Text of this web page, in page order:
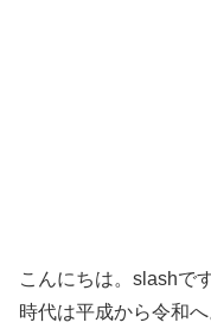
こんにちは。slashです
時代は平成から令和へ